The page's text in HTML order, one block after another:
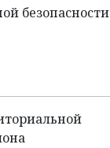
безопасности